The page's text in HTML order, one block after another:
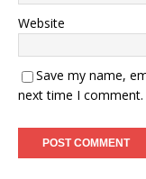
Website
Save my name,
next time I comment.